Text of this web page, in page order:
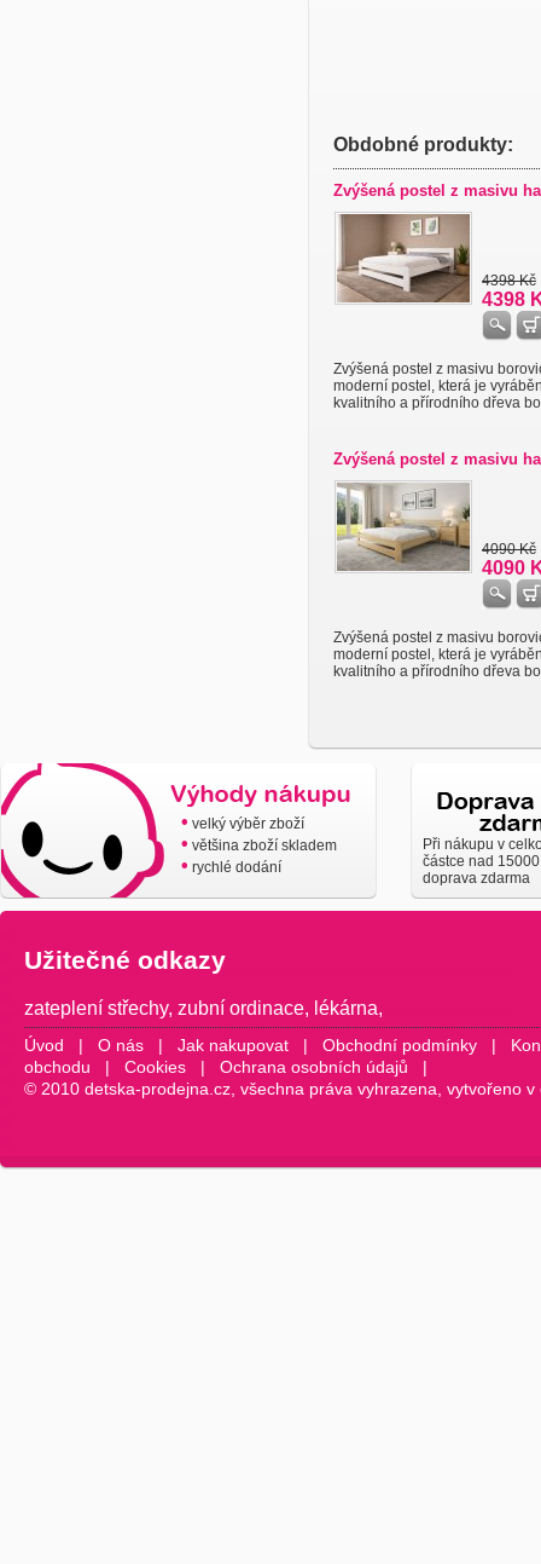
Obdobné produkty:
Zvýšená postel z masivu
4398 Kč
4398
Zvýšená postel z masivu
moderní postel, která je
kvalitního a přírodního dřeva
Zvýšená postel z masivu
4090 Kč
4090
Zvýšená postel z masivu
moderní postel, která je
kvalitního a přírodního dřeva
• velký výběr zboží
• většina zboží skladem
• rychlé dodání
Při nákupu v
částce nad
doprava zdarma
Užitečné odkazy
zateplení střechy, zubní ordinace, lékárna,
Úvod | O nás | Jak nakupovat | Obchodní podmínky |
obchodu | Cookies | Ochrana osobních údajů |
© 2010 detska-prodejna.cz, všechna práva vyhrazena, vytvořeno v